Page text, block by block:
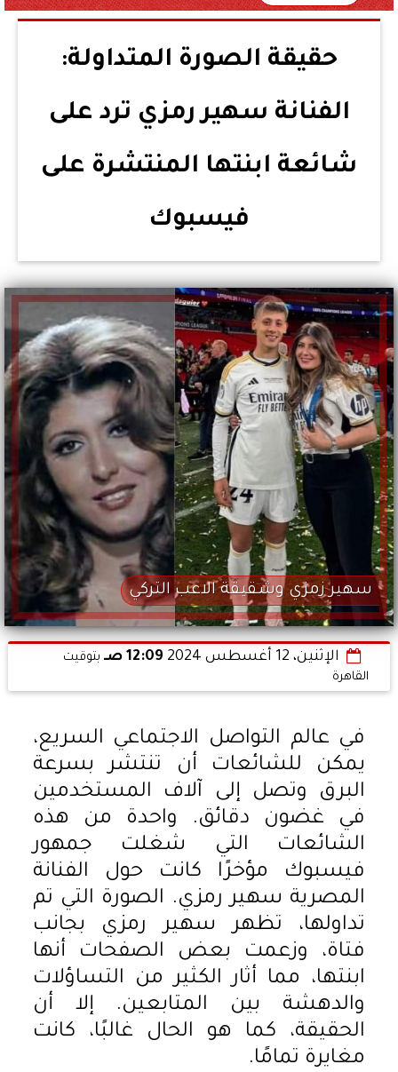
حقيقة الصورة المتداولة:
الفنانة سهير رمزي ترد على
شائعة ابنتها المنتشرة على
فيسبوك
سهير زمزي وشقيقة الاعب التركي
الإثنين، 12 أغسطس 2024 12:09 صـ
بتوقيت
القاهرة
في عالم التواصل الاجتماعي السريع،
يمكن للشائعات أن تنتشر بسرعة
البرق وتصل إلى آلاف المستخدمين
في غضون دقائق. واحدة من هذه
الشائعات التي شغلت جمهور
فيسبوك مؤخرًا كانت حول الفنانة
المصرية سهير رمزي. الصورة التي تم
تداولها، تظهر سهير رمزي بجانب
فتاة، وزعمت بعض الصفحات أنها
ابنتها، مما أثار الكثير من التساؤلات
والدهشة بين المتابعين. إلا أن
الحقيقة، كما هو الحال غالبًا، كانت
مغايرة تمامًا.